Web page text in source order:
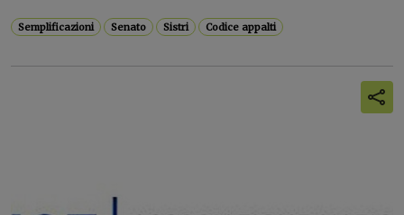
Semplificazioni Senato Sistri Codice appalti